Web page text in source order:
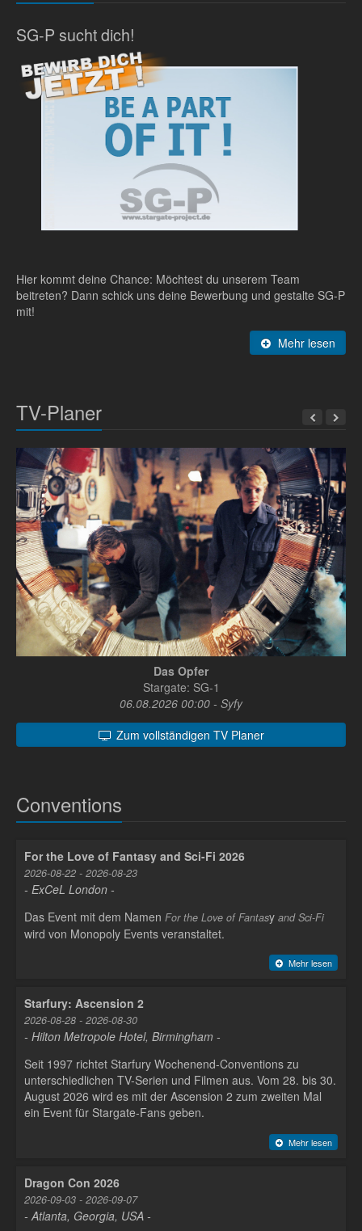
SG-P sucht dich!
Hier kommt deine Chance: Möchtest du unserem Team
beitreten? Dann schick uns deine Bewerbung und gestalte SG-P
mit!
Mehr lesen
TV-Planer
Das Opfer
Stargate: SG-1
06.08.2026 00:00 - Syfy
Zum vollständigen TV Planer
Conventions
For the Love of Fantasy and Sci-Fi 2026
2026-08-22 - 2026-08-23
- ExCeL London -
Das Event mit dem Namen For the Love of Fantasy and Sci-Fi
wird von Monopoly Events veranstaltet.
Mehr lesen
Starfury: Ascension 2
2026-08-28 - 2026-08-30
- Hilton Metropole Hotel, Birmingham -
Seit 1997 richtet Starfury Wochenend-Conventions zu
unterschiedlichen TV-Serien und Filmen aus. Vom 28. bis 30.
August 2026 wird es mit der Ascension 2 zum zweiten Mal
ein Event für Stargate-Fans geben.
Mehr lesen
Dragon Con 2026
2026-09-03 - 2026-09-07
- Atlanta, Georgia, USA -